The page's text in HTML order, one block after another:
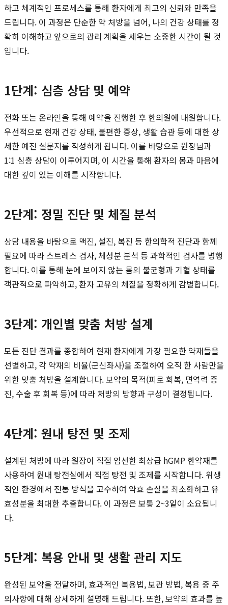
하고 체계적인 프로세스를 통해 환자에게 최고의 신뢰와 만족을
드립니다. 이 과정은 단순한 약 처방을 넘어, 나의 건강 상태를 정
확히 이해하고 앞으로의 관리 계획을 세우는 소중한 시간이 될 것
입니다.
1단계: 심층 상담 및 예약
전화 또는 온라인을 통해 예약을 진행한 후 한의원에 내원합니다.
우선적으로 현재 건강 상태, 불편한 증상, 생활 습관 등에 대한 상
세한 예진 설문지를 작성하게 됩니다. 이를 바탕으로 원장님과
1:1 심층 상담이 이루어지며, 이 시간을 통해 환자의 몸과 마음에
대한 깊이 있는 이해를 시작합니다.
2단계: 정밀 진단 및 체질 분석
상담 내용을 바탕으로 맥진, 설진, 복진 등 한의학적 진단과 함께
필요에 따라 스트레스 검사, 체성분 분석 등 과학적인 검사를 병행
합니다. 이를 통해 눈에 보이지 않는 몸의 불균형과 기혈 상태를
객관적으로 파악하고, 환자 고유의 체질을 정확하게 감별합니다.
3단계: 개인별 맞춤 처방 설계
모든 진단 결과를 종합하여 현재 환자에게 가장 필요한 약재들을
선별하고, 각 약재의 비율(군신좌사)을 조절하여 오직 한 사람만을
위한 맞춤 처방을 설계합니다. 보약의 목적(피로 회복, 면역력 증
진, 수술 후 회복 등)에 따라 처방의 방향과 구성이 결정됩니다.
4단계: 원내 탕전 및 조제
설계된 처방에 따라 원장이 직접 엄선한 최상급 hGMP 한약재를
사용하여 원내 탕전실에서 직접 탕전 및 조제를 시작합니다. 위생
적인 환경에서 전통 방식을 고수하여 약효 손실을 최소화하고 유
효성분을 최대한 추출합니다. 이 과정은 보통 2~3일이 소요됩니
다.
5단계: 복용 안내 및 생활 관리 지도
완성된 보약을 전달하며, 효과적인 복용법, 보관 방법, 복용 중 주
의사항에 대해 상세하게 설명해 드립니다. 또한, 보약의 효과를 높